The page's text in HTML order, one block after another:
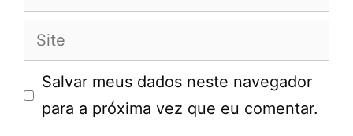
mail
Site
Salvar meus dados neste navegador
para a próxima vez que eu comentar.